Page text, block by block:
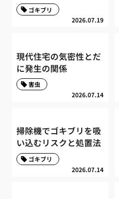
2026.07.19
ゴキブリ
現代住宅の気密性とだ
に発生の関係
2026.07.14
害虫
掃除機でゴキブリを吸
い込むリスクと処置法
2026.07.14
ゴキブリ